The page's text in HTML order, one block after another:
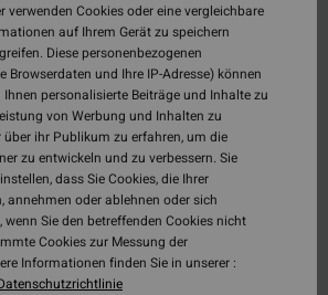
verwenden Cookies oder eine vergleichbare
auf Ihrem Gerät zu speichern
Diese personenbezogenen
Browserdaten und Ihre IP-Adresse) können
personalisierte Beiträge und Inhalte zu
von Werbung und Inhalten zu
ihr Publikum zu erfahren, um die
zu entwickeln und zu verbessern. Sie
dass Sie Cookies, die Ihrer
oder ablehnen oder sich
Sie den betreffenden Cookies nicht
Cookies zur Messung der
Informationen finden Sie in unserer :